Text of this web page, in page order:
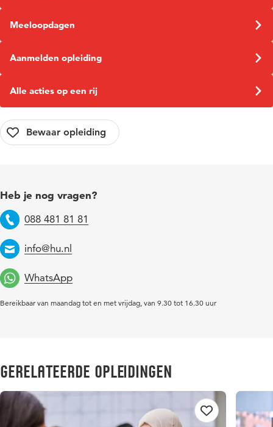
Meeloopdagen
Aanmelden opleiding
Alle acties op een rij
Heb je nog vragen?
Telefoon
088 481 81 81
Email
info@hu.nl
WhatsApp
Bereikbaar van maandag tot en met vrijdag, van 9.30 tot 16.30 uur
Gerelateerde opleidingen